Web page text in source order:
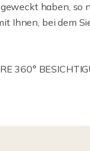
haben, so
Ihnen, bei dem
360°